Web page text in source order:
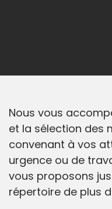
Nous vous
et la sélection des
convenant à vos
urgence ou de
vous proposons
répertoire de plus